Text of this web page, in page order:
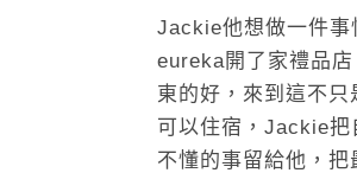
Jackie他想做一件事
eureka開了家禮品
東的好，來到這不
可以住宿，Jackie把
不懂的事留給他，把